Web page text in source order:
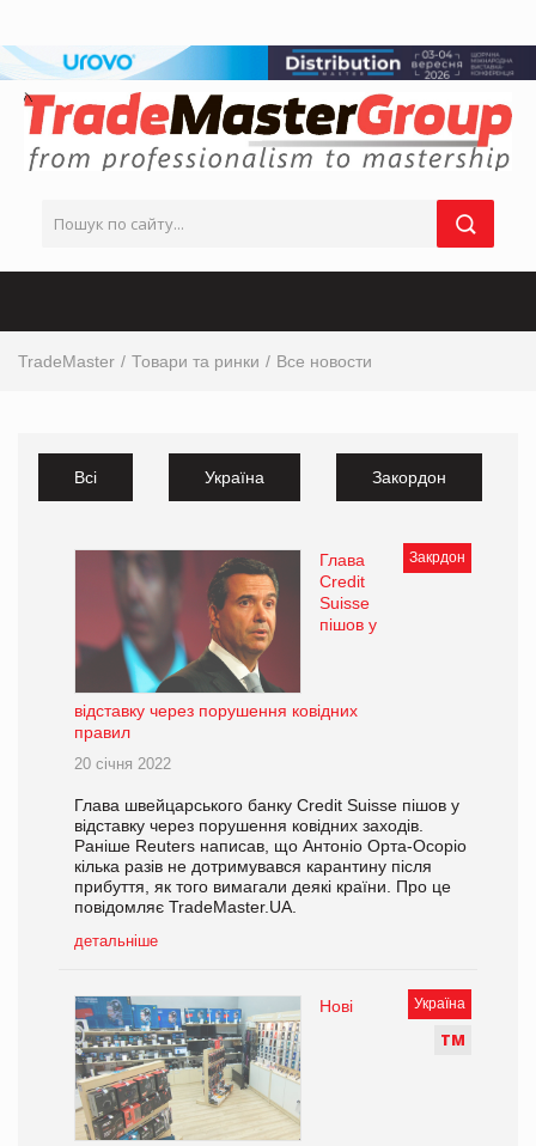
TradeMaster Товари та ринки Все новости
Всі Україна Закордон
Закрдон
Глава
Credit
Suisse
пішов у
відставку через порушення ковідних
правил
20 січня 2022
Глава швейцарського банку Credit Suisse пішов у
відставку через порушення ковідних заходів.
Раніше Reuters написав, що Антоніо Орта-Осоріо
кілька разів не дотримувався карантину після
прибуття, як того вимагали деякі країни. Про це
повідомляє TradeMaster.UA.
детальніше
Україна
ТМ
Нові